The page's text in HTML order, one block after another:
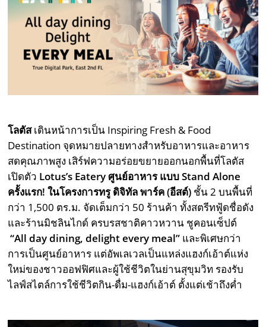
โลตัสเดินหน้าการเป็น Inspiring Fresh & Food
Destination จุดหมายปลายทางสำหรับอาหารและอาหาร
สดคุณภาพสูง เสิร์ฟความอร่อยขยายออกนอกพื้นที่โลตัส
เปิดตัว Lotus’s Eatery ศูนย์อาหารแบบStand Alone
ครั้งแรก! ในโครงการทรู ดิจิทัล พาร์ค (อีสต์) ชั้น 2 บนพื้นที่
กว่า 1,500 ตร.ม. จัดเต็มกว่า 50 ร้านค้า ทั้งสตรีทฟู้ดชื่อดัง
และร้านมิชลินไกด์ ครบรสชาติคาวหวาน ชูคอนเซ็ปต์
“All day dining, delight every meal” และพิเศษกว่า
การเป็นศูนย์อาหาร แต่อัพเลเวลเป็นแหล่งแฮงก์เอ้าต์แห่ง
ใหม่ของชาวออฟฟิศและผู้ใช้ชีวิตในย่านสุขุมวิท รองรับ
ไลฟ์สไตล์การใช้ชีวิตกิน-ดื่ม-แฮงก์เอ้าต์ ตั้งแต่เช้าถึงค่ำ